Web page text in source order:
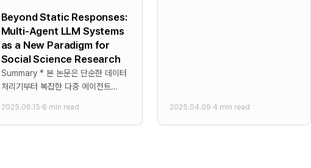
Beyond Static Responses:
Multi-Agent LLM Systems
as a New Paradigm for
Social Science Research
Summary * 본 논문은 단순한 데이터
처리기부터 복잡한 다중 에이전트
이해하기 위한 구조화된 프레임워크를
2025.06.15·6 min read 2025.04.09·4 min read